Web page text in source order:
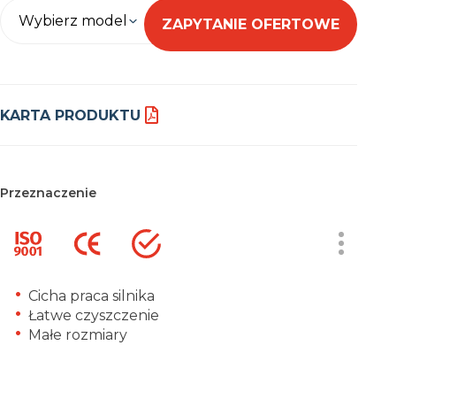
Wybierz model ZAPYTANIE OFERTOWE
KARTA PRODUKTU
Przeznaczenie
Cicha praca silnika
Łatwe czyszczenie
Małe rozmiary